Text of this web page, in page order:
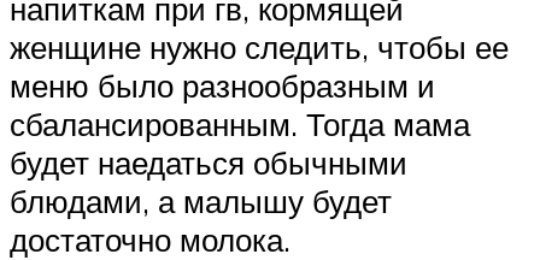
напиткам при гв, кормящей
женщине нужно следить, чтобы ее
меню было разнообразным и
сбалансированным. Тогда мама
будет наедаться обычными
блюдами, а малышу будет
достаточно молока.